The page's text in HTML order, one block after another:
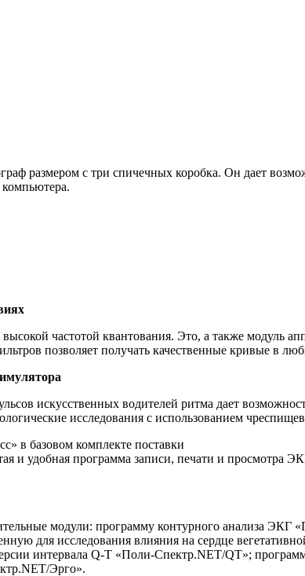
размером с три спичечных коробка. Он дает
частотой квантования. Это, а также модуль
позволяет получать качественные кривые в
искусственных водителей ритма дает
исследования с использованием
в базовом комплекте поставки
и удобная программа записи, печати и просмотра
модули: программу контурного анализа
для исследования влияния на сердце
интервала Q-T «Поли-Спектр.NET/QT»;
Эрго».